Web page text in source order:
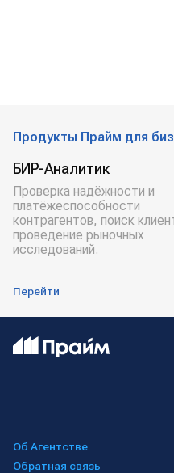
Продукты Прайм для
БИР-Аналитик
Проверка надёжности и
платёжеспособности
контрагентов, поиск
проведение рыночных
исследований.
Перейти
Об Агентстве
Обратная связь